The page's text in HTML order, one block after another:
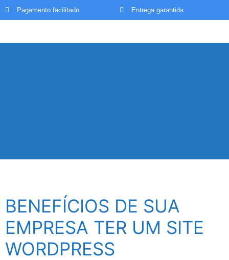
Pagamento facilitado Entrega garantida
BENEFÍCIOS DE SUA
EMPRESA TER UM SITE
WORDPRESS